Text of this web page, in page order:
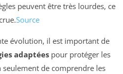
peuvent être très lourdes, ce
Source
évolution, il est important de
adaptées pour protéger les
de comprendre les